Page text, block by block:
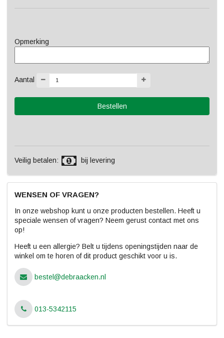
Opmerking
Aantal
Veilig betalen: bij levering
WENSEN OF VRAGEN?
In onze webshop kunt u onze producten bestellen. Heeft u
speciale wensen of vragen? Neem gerust contact met ons
op!
Heeft u een allergie? Belt u tijdens openingstijden naar de
winkel om te horen of dit product geschikt voor u is.
bestel@debraacken.nl
013-5342115